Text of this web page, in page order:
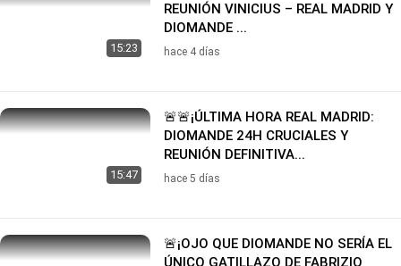
15:23
REUNIÓN VINICIUS – REAL MADRID Y
DIOMANDE ...
hace 4 días
15:47
🚨🚨¡ÚLTIMA HORA REAL MADRID:
DIOMANDE 24H CRUCIALES Y
REUNIÓN DEFINITIVA...
hace 5 días
🚨¡OJO QUE DIOMANDE NO SERÍA EL
ÚNICO GATILLAZO DE FABRIZIO